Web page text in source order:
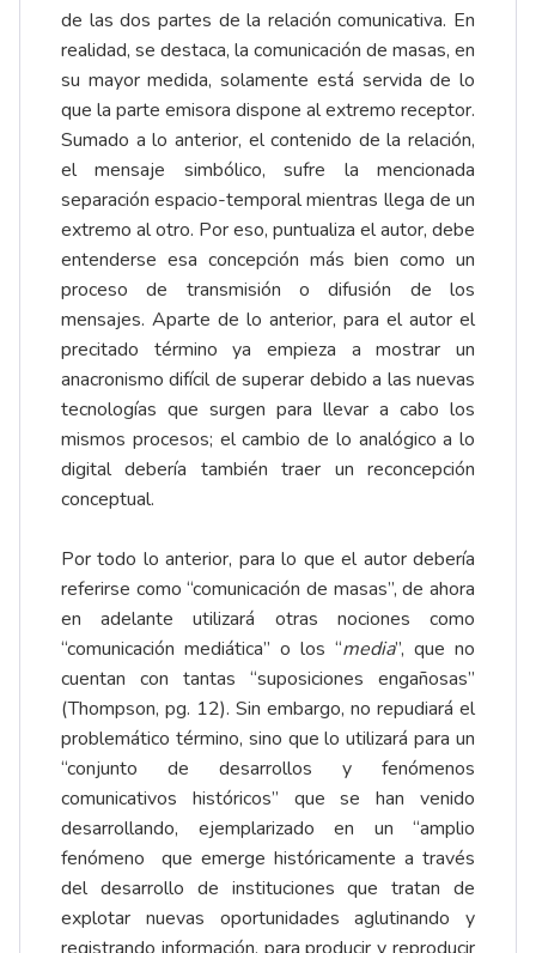
de las dos partes de la relación comunicativa. En
realidad, se destaca, la comunicación de masas, en
su mayor medida, solamente está servida de lo
que la parte emisora dispone al extremo receptor.
Sumado a lo anterior, el contenido de la relación,
el mensaje simbólico, sufre la mencionada
separación espacio-temporal mientras llega de un
extremo al otro. Por eso, puntualiza el autor, debe
entenderse esa concepción más bien como un
proceso de transmisión o difusión de los
mensajes. Aparte de lo anterior, para el autor el
precitado término ya empieza a mostrar un
anacronismo difícil de superar debido a las nuevas
tecnologías que surgen para llevar a cabo los
mismos procesos; el cambio de lo analógico a lo
digital debería también traer un reconcepción
conceptual.
Por todo lo anterior, para lo que el autor debería
referirse como “comunicación de masas”, de ahora
en adelante utilizará otras nociones como
“comunicación mediática” o los “media”, que no
cuentan con tantas “suposiciones engañosas”
(Thompson, pg. 12). Sin embargo, no repudiará el
problemático término, sino que lo utilizará para un
“conjunto de desarrollos y fenómenos
comunicativos históricos” que se han venido
desarrollando, ejemplarizado en un “amplio
fenómeno que emerge históricamente a través
del desarrollo de instituciones que tratan de
explotar nuevas oportunidades aglutinando y